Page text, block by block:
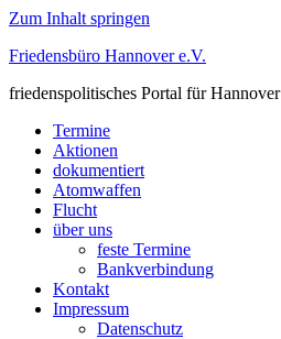
Zum Inhalt springen
Friedensbüro Hannover e.V.
friedenspolitisches Portal für Hannover
Termine
Aktionen
dokumentiert
Atomwaffen
Flucht
über uns
feste Termine
Bankverbindung
Kontakt
Impressum
Datenschutz